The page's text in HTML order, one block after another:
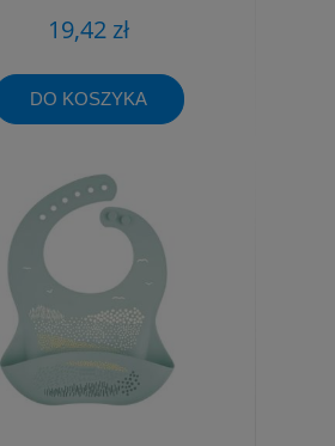
19,42 zł
DO KOSZYKA